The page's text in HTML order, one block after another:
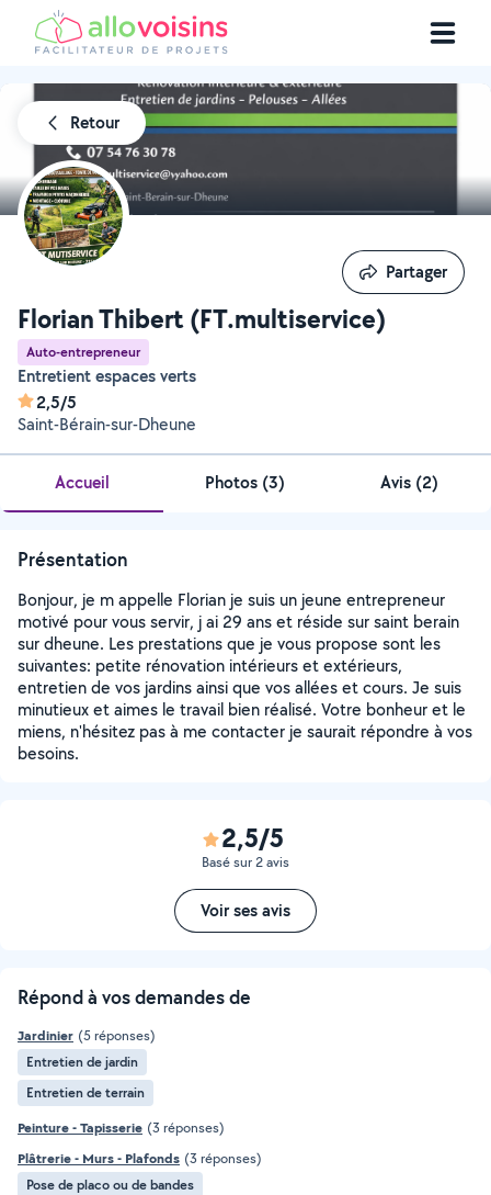
Retour
Florian Thibert (FT.multiservice)
Auto-entrepreneur
Entretient espaces verts
2,5/5
Saint-Bérain-sur-Dheune
Partager
Partager
Accueil Photos (3) Avis (2)
Présentation
Bonjour, je m appelle Florian je suis un jeune entrepreneur
motivé pour vous servir, j ai 29 ans et réside sur saint berain
sur dheune. Les prestations que je vous propose sont les
suivantes: petite rénovation intérieurs et extérieurs,
entretien de vos jardins ainsi que vos allées et cours. Je suis
minutieux et aimes le travail bien réalisé. Votre bonheur et le
miens, n'hésitez pas à me contacter je saurait répondre à vos
besoins.
2,5/5
Basé sur 2 avis
Voir ses avis
Répond à vos demandes de
Jardinier (5 réponses)
Entretien de jardin
Entretien de terrain
Peinture - Tapisserie (3 réponses)
Plâtrerie - Murs - Plafonds (3 réponses)
Pose de placo ou de bandes